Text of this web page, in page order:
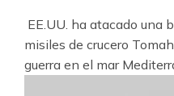
EE.UU. ha atacado una
misiles de crucero
guerra en el mar